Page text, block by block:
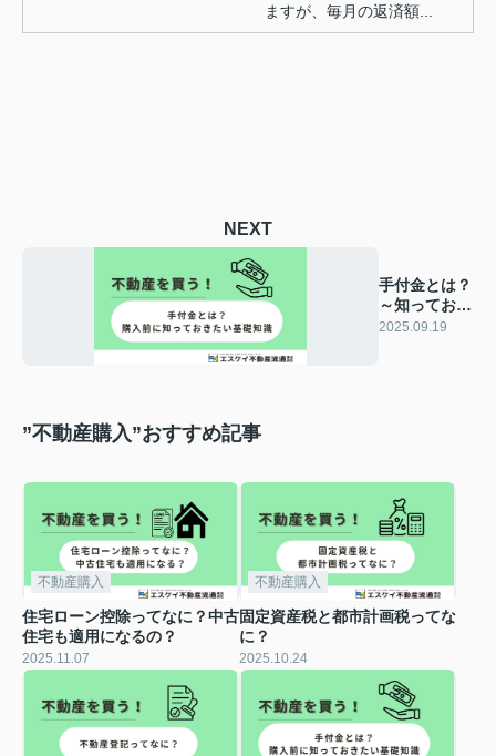
ますが、毎月の返済額...
NEXT
手付金とは？
～知っておき
たい基礎知識
2025.09.19
”不動産購入”おすすめ記事
不動産購入
住宅ローン控除ってなに？中古
住宅も適用になるの？
2025.11.07
不動産購入
固定資産税と都市計画税ってな
に？
2025.10.24